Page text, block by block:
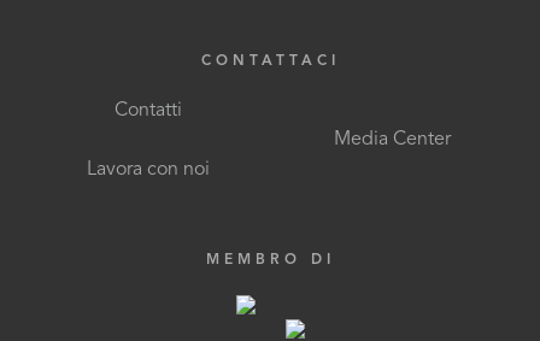
CONTATTACI
Contatti
Lavora con noi
Media Center
MEMBRO DI